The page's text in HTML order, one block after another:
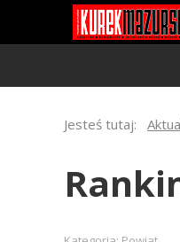
Jesteś tutaj: